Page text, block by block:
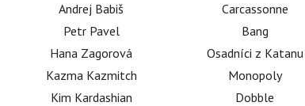
Andrej Babiš
Petr Pavel
Hana Zagorová
Kazma Kazmitch
Kim Kardashian
Carcassonne
Bang
Osadníci z Katanu
Monopoly
Dobble